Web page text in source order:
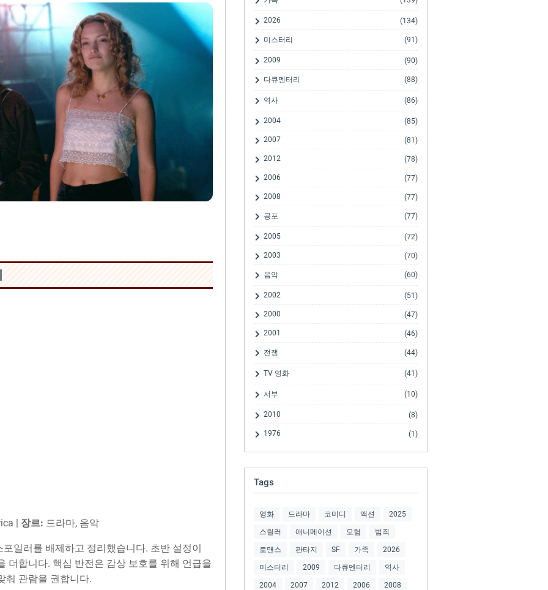
| 장르: 드라마, 음악
일러를 배제하고 정리했습니다. 초반 설정이
더합니다. 핵심 반전은 감상 보호를 위해 언급을
춰 관람을 권합니다.
2026 (134)
미스터리 (91)
2009 (90)
다큐멘터리 (88)
역사 (86)
2004 (85)
2007 (81)
2012 (78)
2006 (77)
2008 (77)
공포 (77)
2005 (72)
2003 (70)
음악 (60)
2002 (51)
2000 (47)
2001 (46)
전쟁 (44)
TV 영화 (41)
서부 (10)
2010 (8)
1976 (1)
Tags
영화 드라마 코미디 액션 2025
스릴러 애니메이션 모험 범죄
로맨스 판타지 SF 가족 2026
미스터리 2009 다큐멘터리 역사
2004 2007 2012 2006 2008